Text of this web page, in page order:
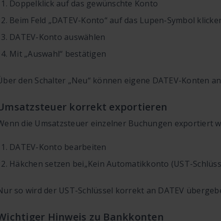
Doppelklick auf das gewünschte Konto
Beim Feld „DATEV-Konto“ auf das Lupen-Symbol
DATEV-Konto auswählen
Mit „Auswahl“ bestätigen
den Schalter „Neu“ können eigene DATEV-Konten
korrekt exportieren
die Umsatzsteuer einzelner Buchungen exportiert
DATEV-Konto bearbeiten
Häkchen setzen bei„Kein Automatikkonto (UST-
so wird der UST-Schlüssel korrekt an DATEV
Hinweis zu Bankkonten